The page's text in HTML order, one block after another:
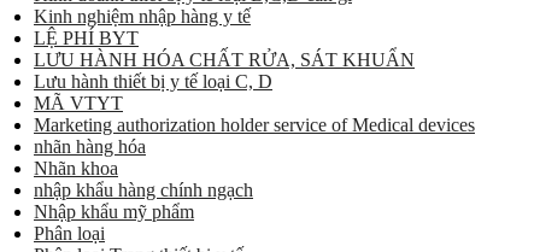
Kinh nghiệm nhập hàng y tế
LỆ PHÍ BYT
LƯU HÀNH HÓA CHẤT RỬA, SÁT KHUẨN
Lưu hành thiết bị y tế loại C, D
MÃ VTYT
Marketing authorization holder service of Medical devices
nhãn hàng hóa
Nhãn khoa
nhập khẩu hàng chính ngạch
Nhập khẩu mỹ phẩm
Phân loại